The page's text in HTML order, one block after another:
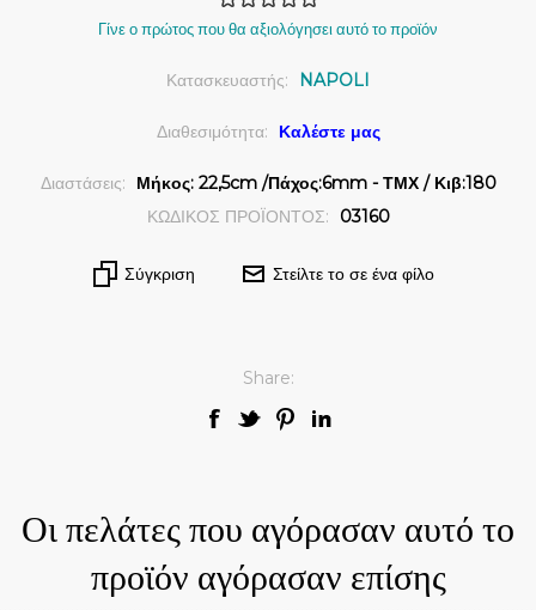
Γίνε ο πρώτος που θα αξιολόγησει αυτό το προϊόν
Κατασκευαστής: NAPOLI
Διαθεσιμότητα: Καλέστε μας
Διαστάσεις:
Μήκος: 22,5cm /Πάχος:6mm - ΤΜΧ / Κιβ:180
ΚΩΔΙΚΟΣ ΠΡΟΪΟΝΤΟΣ:
03160
Σύγκριση Στείλτε το σε ένα φίλο
Share:
Οι πελάτες που αγόρασαν αυτό το
προϊόν αγόρασαν επίσης